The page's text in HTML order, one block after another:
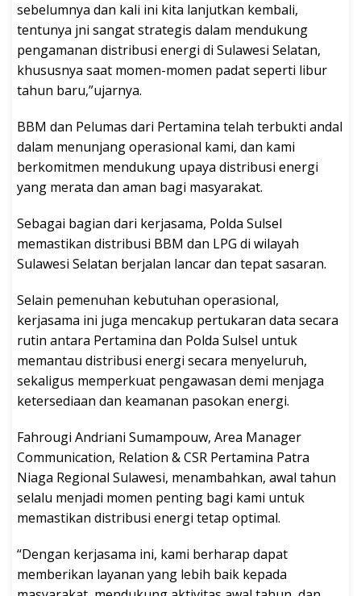
sebelumnya dan kali ini kita lanjutkan kembali,
tentunya jni sangat strategis dalam mendukung
pengamanan distribusi energi di Sulawesi Selatan,
khususnya saat momen-momen padat seperti libur
tahun baru,”ujarnya.
BBM dan Pelumas dari Pertamina telah terbukti andal
dalam menunjang operasional kami, dan kami
berkomitmen mendukung upaya distribusi energi
yang merata dan aman bagi masyarakat.
Sebagai bagian dari kerjasama, Polda Sulsel
memastikan distribusi BBM dan LPG di wilayah
Sulawesi Selatan berjalan lancar dan tepat sasaran.
Selain pemenuhan kebutuhan operasional,
kerjasama ini juga mencakup pertukaran data secara
rutin antara Pertamina dan Polda Sulsel untuk
memantau distribusi energi secara menyeluruh,
sekaligus memperkuat pengawasan demi menjaga
ketersediaan dan keamanan pasokan energi.
Fahrougi Andriani Sumampouw, Area Manager
Communication, Relation & CSR Pertamina Patra
Niaga Regional Sulawesi, menambahkan, awal tahun
selalu menjadi momen penting bagi kami untuk
memastikan distribusi energi tetap optimal.
“Dengan kerjasama ini, kami berharap dapat
memberikan layanan yang lebih baik kepada